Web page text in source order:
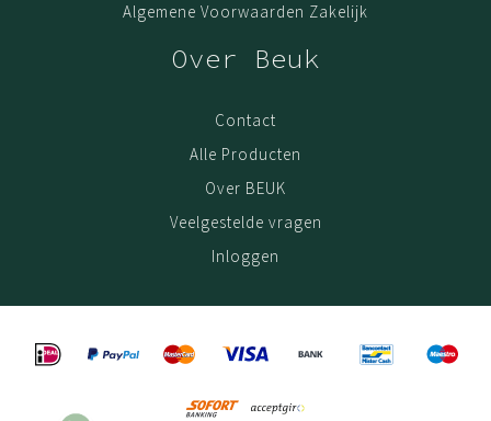
Algemene Voorwaarden Zakelijk
Over Beuk
Contact
Alle Producten
Over BEUK
Veelgestelde vragen
Inloggen